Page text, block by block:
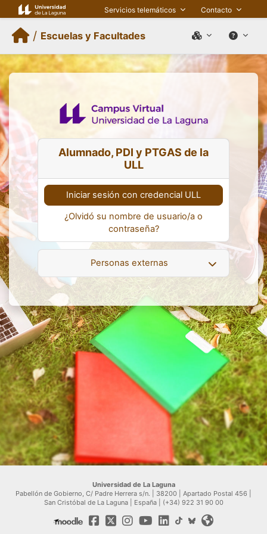
Salta al contenido principalServicios telemáticos Contacto
/ Escuelas y Facultades
Alumnado, PDI y PTGAS de la
ULL
Iniciar sesión con credencial ULL
¿Olvidó su nombre de usuario/a o
contraseña?
Personas externas
Universidad de La Laguna
Pabellón de Gobierno, C/ Padre Herrera s/n. | 38200 | Apartado Postal 456 |
San Cristóbal de La Laguna | España | (+34) 922 31 90 00